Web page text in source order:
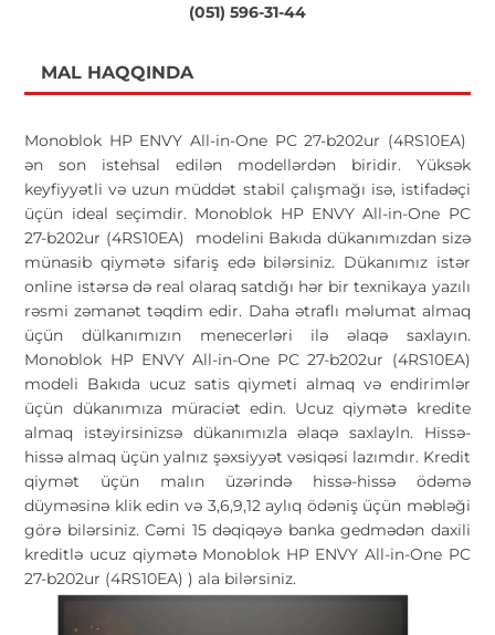
(051) 596-31-44
MAL HAQQINDA
Monoblok HP ENVY All-in-One PC 27-b202ur (4RS10EA)
ən son istehsal edilən modellərdən biridir. Yüksək
keyfiyyətli və uzun müddət stabil çalışmağı isə, istifadəçi
üçün ideal seçimdir. Monoblok HP ENVY All-in-One PC
27-b202ur (4RS10EA) modelini Bakıda dükanımızdan sizə
münasib qiymətə sifariş edə bilərsiniz. Dükanımız istər
online istərsə də real olaraq satdığı hər bir texnikaya yazılı
rəsmi zəmanət təqdim edir. Daha ətraflı məlumat almaq
üçün dülkanımızın menecerləri ilə əlaqə saxlayın.
Monoblok HP ENVY All-in-One PC 27-b202ur (4RS10EA)
modeli Bakıda ucuz satis qiymeti almaq və endirimlər
üçün dükanımıza müraciət edin. Ucuz qiymətə kredite
almaq istəyirsinizsə dükanımızla əlaqə saxlayln. Hissə-
hissə almaq üçün yalnız şəxsiyyət vəsiqəsi lazımdır. Kredit
qiymət üçün malın üzərində hissə-hissə ödəmə
düyməsinə klik edin və 3,6,9,12 aylıq ödəniş üçün məbləği
görə bilərsiniz. Cəmi 15 dəqiqəyə banka gedmədən daxili
kreditlə ucuz qiymətə Monoblok HP ENVY All-in-One PC
27-b202ur (4RS10EA) ) ala bilərsiniz.